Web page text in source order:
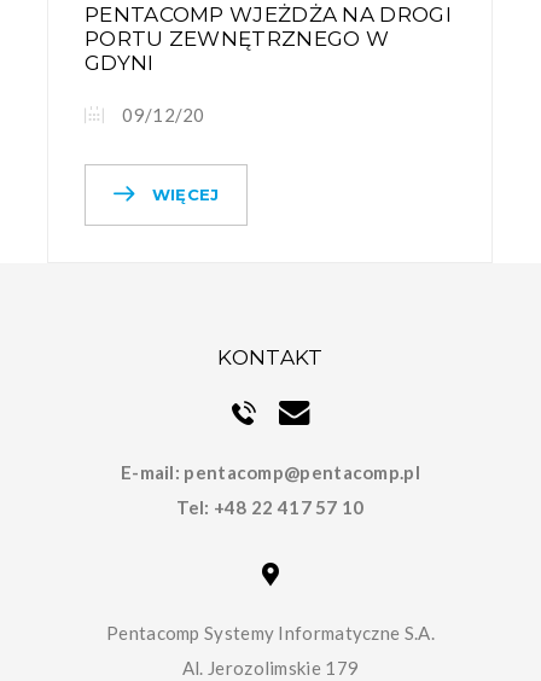
PENTACOMP WJEŻDŻA NA DROGI
PORTU ZEWNĘTRZNEGO W
GDYNI
09/12/20
WIĘCEJ
KONTAKT
E-mail: pentacomp@pentacomp.pl
Tel: +48 22 417 57 10
Pentacomp Systemy Informatyczne S.A.
Al. Jerozolimskie 179